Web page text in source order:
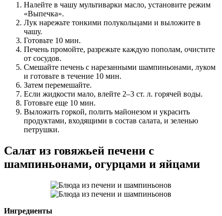
Налейте в чашу мультиварки масло, установите режим
«Выпечка».
Лук нарежьте тонкими полукольцами и выложите в
чашу.
Готовьте 10 мин.
Печень промойте, разрежьте каждую пополам, очистите
от сосудов.
Смешайте печень с нарезанными шампиньонами, луком
и готовьте в течение 10 мин.
Затем перемешайте.
Если жидкости мало, влейте 2–3 ст. л. горячей воды.
Готовьте еще 10 мин.
Выложить горкой, полить майонезом и украсить
продуктами, входящими в состав салата, и зеленью
петрушки.
Салат из говяжьей печени с
шампиньонами, огурцами и яйцами
Ингредиенты